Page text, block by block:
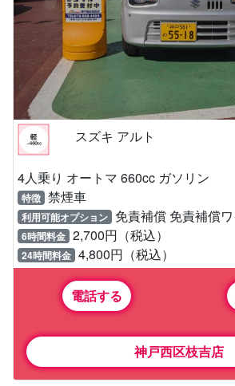
スズキ アルト
4人乗り オートマ 660cc ガソリン
特徴 禁煙車
利用可能オプション 免責補償 免責補償
6時間料金 2,700円（税込）
24時間料金 4,800円（税込）
電話する
神戸西区枝吉店